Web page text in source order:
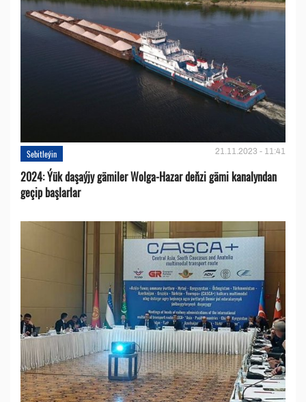
Sebitleýin 21.11.2023 - 11:41
2024: Ýük daşaýjy gämiler Wolga-Hazar deňzi gämi kanalyndan
geçip başlarlar